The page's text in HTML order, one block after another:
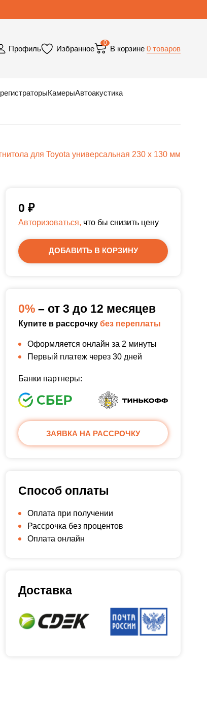
Профиль Избранное
0
В корзине 0 товаров
КамерыАвтоакустика
для Toyota универсальная 230 x 130 мм
0 ₽
Авторизоваться, что бы снизить цену
ДОБАВИТЬ В КОРЗИНУ
0% – от 3 до 12 месяцев
Купите в рассрочку без переплаты
Оформляется онлайн за 2 минуты
Первый платеж через 30 дней
Банки партнеры:
ЗАЯВКА НА РАССРОЧКУ
Способ оплаты
Оплата при получении
Рассрочка без процентов
Оплата онлайн
Доставка